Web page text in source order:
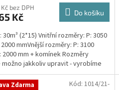
bez DPH
Kč Do košíku
30m³ (2*15) Vnitřní rozměry: P: 3050
mmVnější rozměry: P: 3100
2000 mm + komínek Rozměry
možno jakkoliv upravit - vyrobíme
Zdarma Kód: 1014/21-